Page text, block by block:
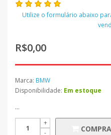
Utilize o formulário abaixo
R$0,00
Marca: BMW
Disponibilidade: Em estoque
...